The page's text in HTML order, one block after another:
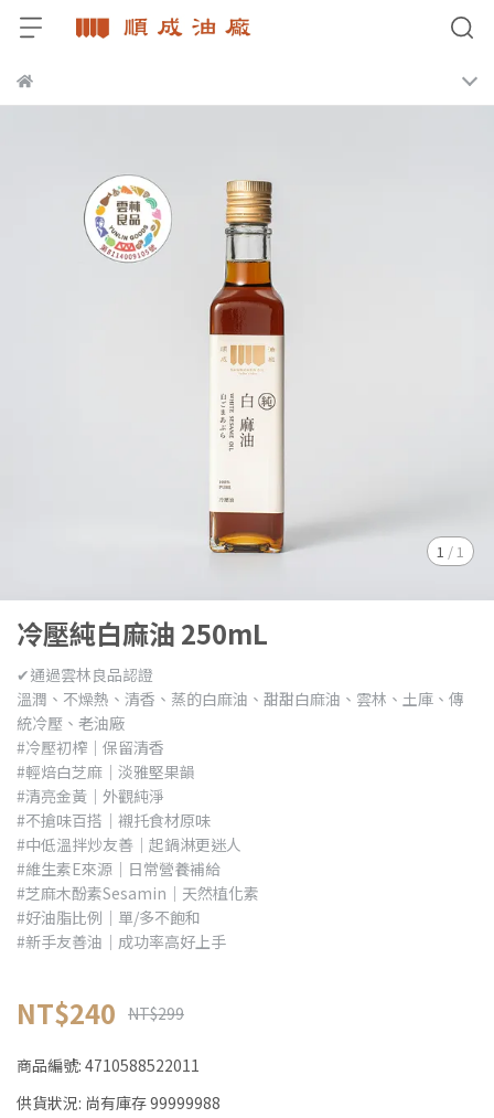
1 / 1
冷壓純白麻油 250mL
✔︎通過雲林良品認證
溫潤、不燥熱、清香、蒸的白麻油、甜甜白麻油、雲林、土庫、傳
統冷壓、老油廠
#冷壓初榨｜保留清香
#輕焙白芝麻｜淡雅堅果韻
#清亮金黃｜外觀純淨
#不搶味百搭｜襯托食材原味
#中低溫拌炒友善｜起鍋淋更迷人
#維生素E來源｜日常營養補給
#芝麻木酚素Sesamin｜天然植化素
#好油脂比例｜單/多不飽和
#新手友善油｜成功率高好上手
NT$240 NT$299
商品編號: 4710588522011
供貨狀況: 尚有庫存 99999988